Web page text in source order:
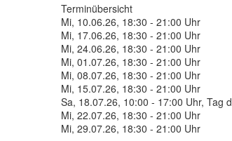
Terminübersicht
Mi, 10.06.26, 18:30 - 21:00 Uhr
Mi, 17.06.26, 18:30 - 21:00 Uhr
Mi, 24.06.26, 18:30 - 21:00 Uhr
Mi, 01.07.26, 18:30 - 21:00 Uhr
Mi, 08.07.26, 18:30 - 21:00 Uhr
Mi, 15.07.26, 18:30 - 21:00 Uhr
Sa, 18.07.26, 10:00 - 17:00 Uhr, Tag
Mi, 22.07.26, 18:30 - 21:00 Uhr
Mi, 29.07.26, 18:30 - 21:00 Uhr